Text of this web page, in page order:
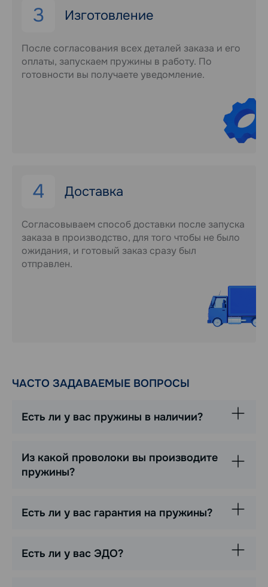
3 Изготовление
После согласования всех деталей заказа и его
оплаты, запускаем пружины в работу. По
готовности вы получаете уведомление.
4 Доставка
Согласовываем способ доставки после запуска
заказа в производство, для того чтобы не было
ожидания, и готовый заказ сразу был
отправлен.
ЧАСТО ЗАДАВАЕМЫЕ ВОПРОСЫ
Есть ли у вас пружины в наличии?
Из какой проволоки вы производите
пружины?
Есть ли у вас гарантия на пружины?
Есть ли у вас ЭДО?